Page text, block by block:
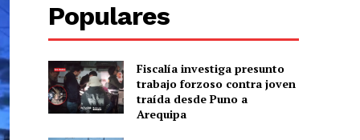
Populares
Fiscalía investiga presunto
trabajo forzoso contra joven
traída desde Puno a
Arequipa